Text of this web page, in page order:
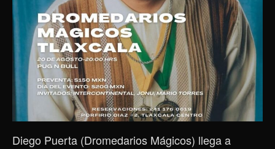
Diego Puerta (Dromedarios Mágicos) llega a